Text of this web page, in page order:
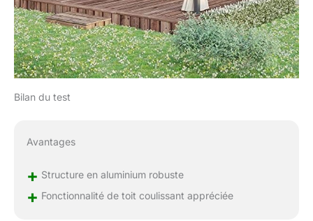
Bilan du test
Avantages
+ Structure en aluminium robuste
+ Fonctionnalité de toit coulissant appréciée